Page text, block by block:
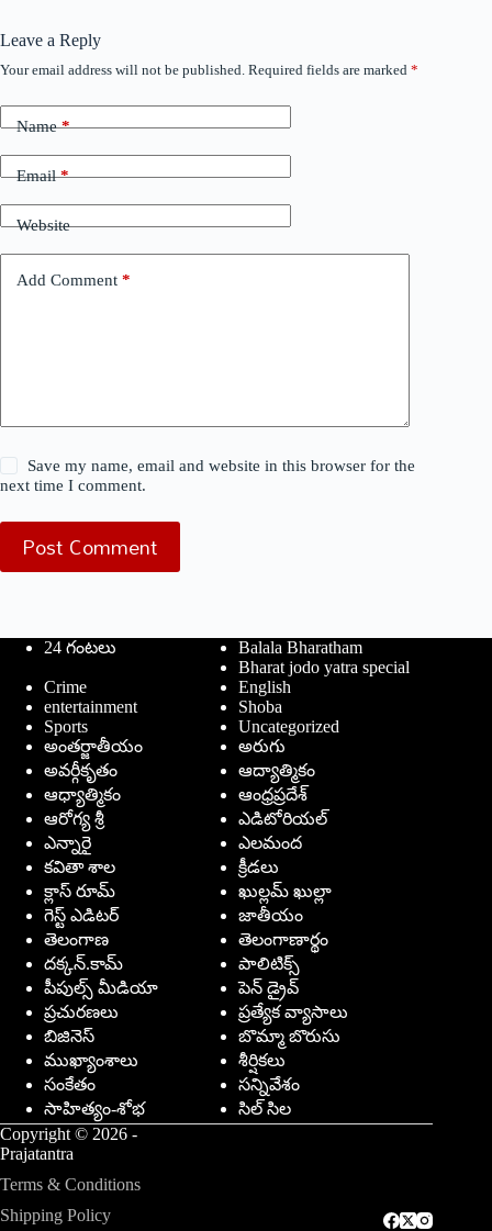
Leave a Reply
Your email address will not be published. Required fields are marked *
Name*
Email*
Website
Add Comment *
Save my name, email and website in this browser for the
next time I comment.
Post Comment
24 గంటలు
Balala Bharatham
Bharat jodo yatra special
Crime
English
entertainment
Shoba
Sports
Uncategorized
అంతర్జాతీయం
అరుగు
అవర్గీకృతం
ఆద్యాత్మికం
ఆధ్యాత్మికం
ఆంధ్రప్రదేశ్
ఆరోగ్య శ్రీ
ఎడిటోరియల్
ఎన్నారై
ఎలమంద
కవితా శాల
క్రీడలు
క్లాస్ రూమ్
ఖుల్లమ్ ఖుల్లా
గెస్ట్ ఎడిటర్
జాతీయం
తెలంగాణ
తెలంగాణార్థం
దక్కన్.కామ్
పాలిటిక్స్
పీపుల్స్ ‌మీడియా
పెన్ డ్రైవ్
ప్రచురణలు
ప్రత్యేక వ్యాసాలు
బిజినెస్
బొమ్మా బొరుసు
ముఖ్యాంశాలు
శీర్షికలు
సంకేతం
సన్నివేశం
సాహిత్యం-శోభ
సిల్ సిల
Copyright © 2026 -
Prajatantra
Terms & Conditions
Shipping Policy